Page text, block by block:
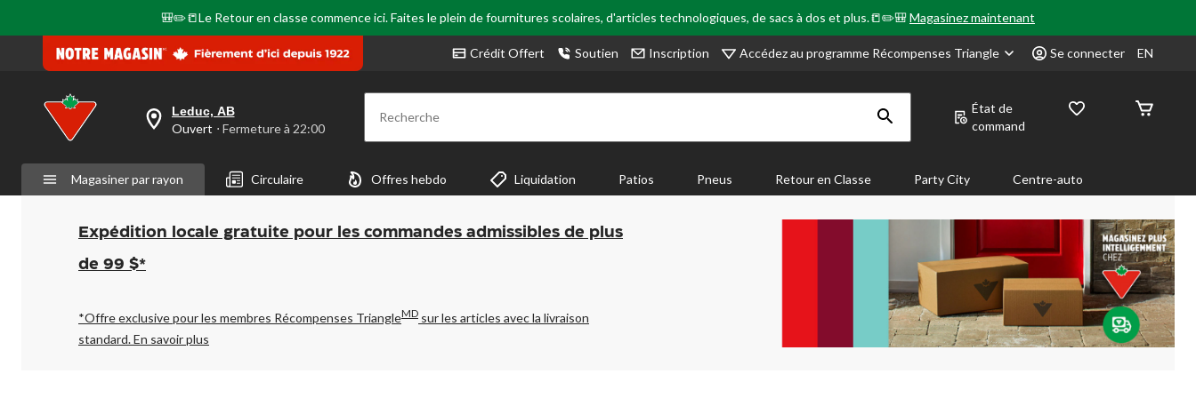
🎒✏️📒Le Retour en classe commence ici. Faites le plein de fournitures scolaires, d'articles technologiques, de sacs à dos et plus.📒✏️🎒Magasinez maintenant
Crédit Offert Soutien Inscription Accédez au programme Récompenses Triangle Se connecter EN
votre
est
Leduc,
AB,
Ouvert,
Fermeture
à
pour
changer
Leduc, AB
Ouvert ⋅ Fermeture à 22:00 Recherche
État de
command
Magasiner par rayon Circulaire Offres hebdo Liquidation Patios Pneus Retour en Classe Party City Centre-auto
Expédition locale gratuite pour les commandes admissibles de plus
de 99 $*
*Offre exclusive pour les membres Récompenses TriangleMD sur les articles avec la livraison
standard.En savoir plus
page.